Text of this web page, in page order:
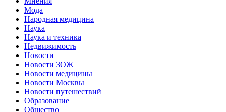
Мода
Народная медицина
Наука
Наука и техника
Недвижимость
Новости
Новости ЗОЖ
Новости медицины
Новости Москвы
Новости путешествий
Образование
Общество